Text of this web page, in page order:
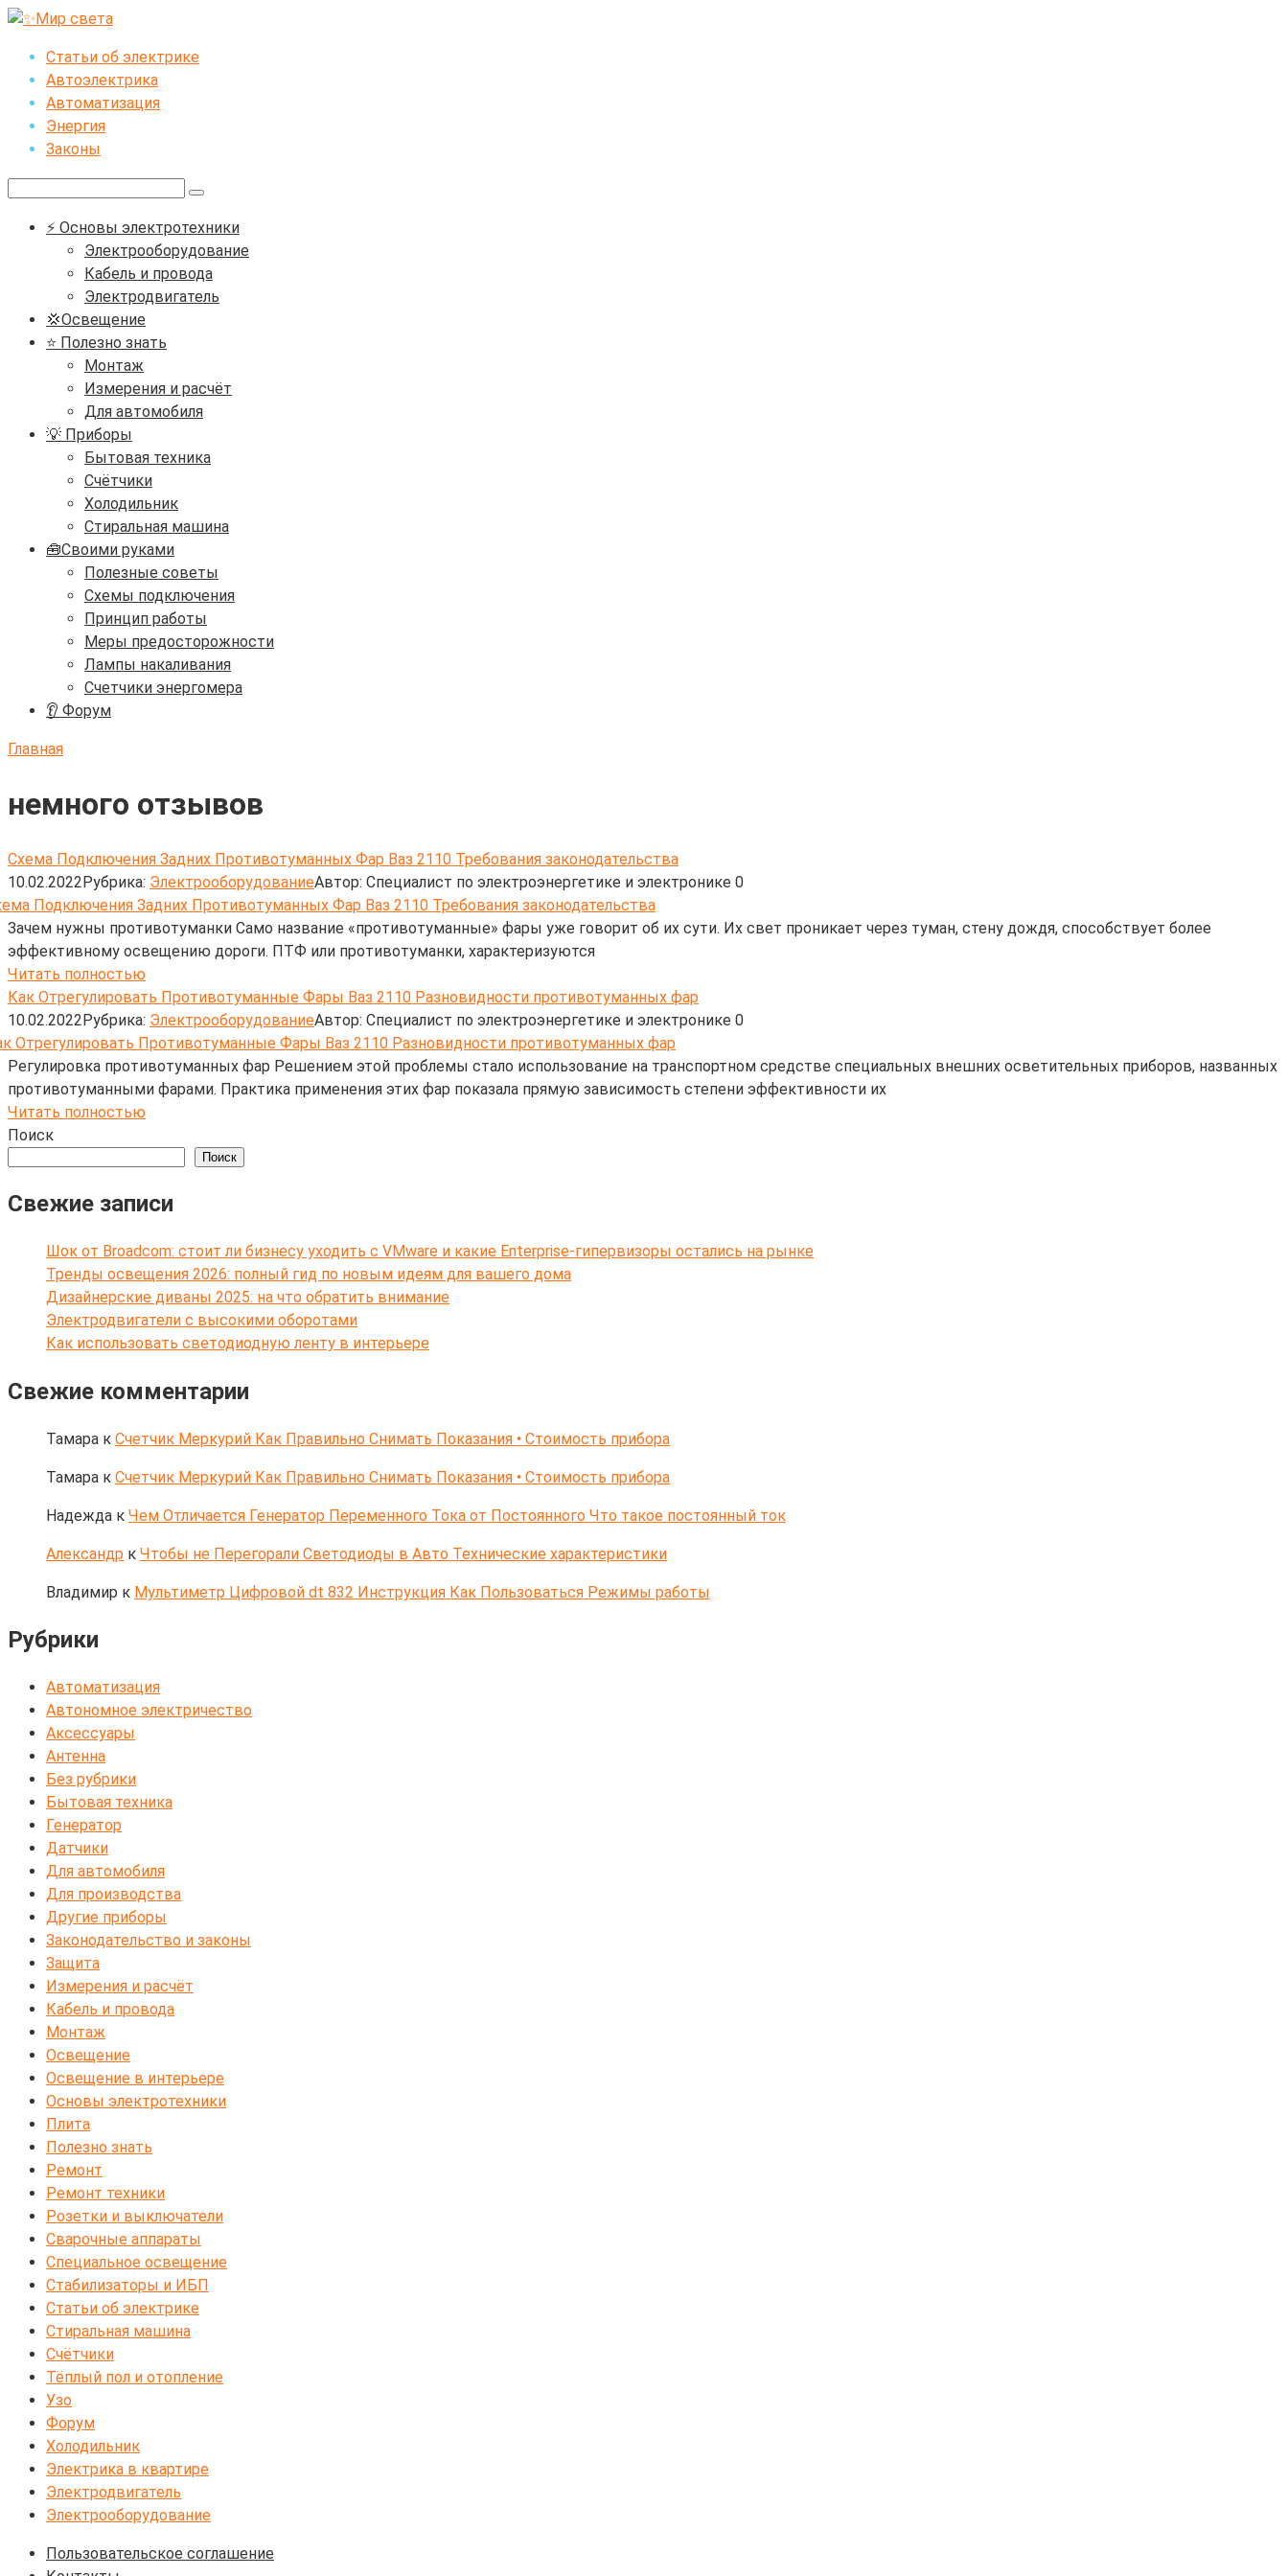
Перейти
контентуСтатьи об электрике
Автоэлектрика
Автоматизация
Энергия
Законы
⚡ Основы электротехники
Электрооборудование
Кабель и провода
Электродвигатель
💢Освещение
⭐ Полезно знать
Монтаж
Измерения и расчёт
Для автомобиля
💡 Приборы
Бытовая техника
Счётчики
Холодильник
Стиральная машина
🧰Своими руками
Полезные советы
Схемы подключения
Принцип работы
Меры предосторожности
Лампы накаливания
Счетчики энергомера
👂 Форум
Главная
немного отзывов
Схема Подключения Задних Противотуманных Фар Ваз 2110 Требования законодательства
10.02.2022Рубрика: ЭлектрооборудованиеАвтор: Cпециалист по электроэнергетике и электронике 0
Зачем нужны противотуманки Само название «противотуманные» фары уже говорит об их сути. Их свет проникает через туман, стену дождя, способствует более
эффективному освещению дороги. ПТФ или противотуманки, характеризуются
Читать полностью
Как Отрегулировать Противотуманные Фары Ваз 2110 Разновидности противотуманных фар
10.02.2022Рубрика: ЭлектрооборудованиеАвтор: Cпециалист по электроэнергетике и электронике 0
Регулировка противотуманных фар Решением этой проблемы стало использование на транспортном средстве специальных внешних осветительных приборов, названных
противотуманными фарами. Практика применения этих фар показала прямую зависимость степени эффективности их
Читать полностью
Поиск
Поиск
Свежие записи
Шок от Broadcom: стоит ли бизнесу уходить с VMware и какие Enterprise-гипервизоры остались на рынке
Тренды освещения 2026: полный гид по новым идеям для вашего дома
Дизайнерские диваны 2025: на что обратить внимание
Электродвигатели с высокими оборотами
Как использовать светодиодную ленту в интерьере
Свежие комментарии
Тамара к Счетчик Меркурий Как Правильно Снимать Показания • Стоимость прибора
Тамара к Счетчик Меркурий Как Правильно Снимать Показания • Стоимость прибора
Надежда к Чем Отличается Генератор Переменного Тока от Постоянного Что такое постоянный ток
Александр к Чтобы не Перегорали Светодиоды в Авто Технические характеристики
Владимир к Мультиметр Цифровой dt 832 Инструкция Как Пользоваться Режимы работы
Рубрики
Автоматизация
Автономное электричество
Аксессуары
Антенна
Без рубрики
Бытовая техника
Генератор
Датчики
Для автомобиля
Для производства
Другие приборы
Законодательство и законы
Защита
Измерения и расчёт
Кабель и провода
Монтаж
Освещение
Освещение в интерьере
Основы электротехники
Плита
Полезно знать
Ремонт
Ремонт техники
Розетки и выключатели
Сварочные аппараты
Специальное освещение
Стабилизаторы и ИБП
Статьи об электрике
Стиральная машина
Счётчики
Тёплый пол и отопление
Узо
Форум
Холодильник
Электрика в квартире
Электродвигатель
Электрооборудование
Пользовательское соглашение